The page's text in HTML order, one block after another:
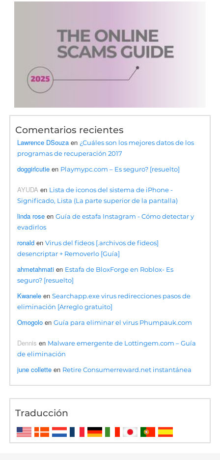
Comentarios recientes
Lawrence DSouza en ¿Cuáles son los mejores datos de los
programas de recuperación 2017
doggirlcutie en Playmypc.com – Es seguro? [resuelto]
AYUDA en Lista de iconos del sistema de iPhone -
Significado, Lista (La parte superior de la pantalla)
linda rose enGuía de estafa Instagram - Cómo detectar y
evadirlos
ronald enVirus del fideos [.archivos de fideos]
desencriptar + Removerlo [Guía]
ahmetahmati en Estafa de BloxForge en Roblox- Es
seguro? [resuelto]
Kwanele enSearchapp.exe virus redirecciones pasos de
eliminación [Arreglo gratuito]
Omogolo enGuía para eliminar el virus Phumpauk.com
Dennis en Malware emergente de Lottingem.com – Guía
de eliminación
june collette en Retire Consumerreward.net instantánea
Traducción